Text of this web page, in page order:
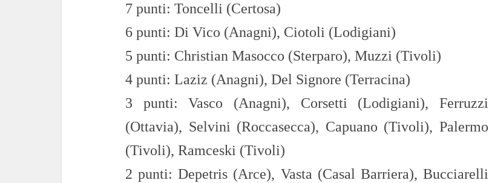
7 punti: Toncelli (Certosa)
6 punti: Di Vico (Anagni), Ciotoli (Lodigiani)
5 punti: Christian Masocco (Sterparo), Muzzi (Tivoli)
4 punti: Laziz (Anagni), Del Signore (Terracina)
3 punti:Vasco (Anagni), Corsetti (Lodigiani),Ferruzzi
(Ottavia), Selvini (Roccasecca), Capuano (Tivoli),Palermo
(Tivoli), Ramceski (Tivoli)
2 punti:Depetris (Arce), Vasta (Casal Barriera),Bucciarelli